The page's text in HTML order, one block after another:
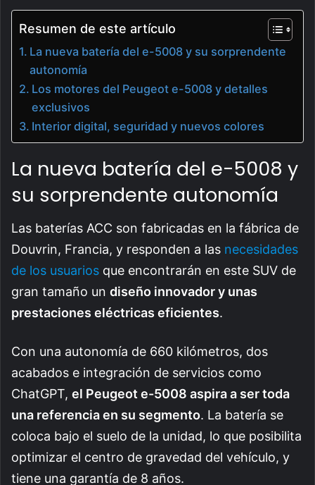
Resumen de este artículo
La nueva batería del e-5008 y su sorprendente
autonomía
Los motores del Peugeot e-5008 y detalles
exclusivos
Interior digital, seguridad y nuevos colores
La nueva batería del e-5008 y
su sorprendente autonomía
Las baterías ACC son fabricadas en la fábrica de
Douvrin, Francia, y responden a las necesidades
de los usuarios que encontrarán en este SUV de
gran tamaño un diseño innovador y unas
prestaciones eléctricas eficientes.
Con una autonomía de 660 kilómetros, dos
acabados e integración de servicios como
ChatGPT, el Peugeot e-5008 aspira a ser toda
una referencia en su segmento. La batería se
coloca bajo el suelo de la unidad, lo que posibilita
optimizar el centro de gravedad del vehículo, y
tiene una garantía de 8 años.